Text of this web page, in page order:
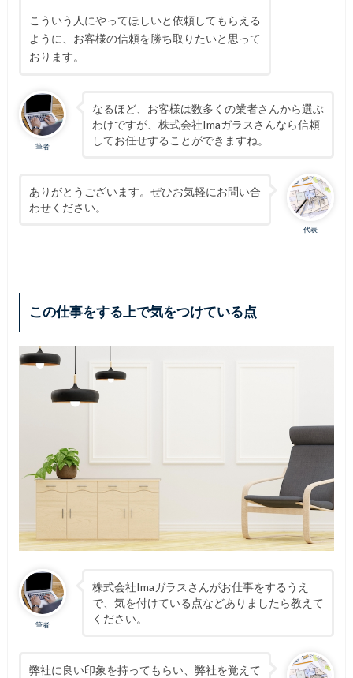
こういう人にやってほしいと依頼してもらえる
ように、お客様の信頼を勝ち取りたいと思って
おります。
筆者
なるほど、お客様は数多くの業者さんから選ぶ
わけですが、株式会社Imaガラスさんなら信頼
してお任せすることができますね。
代表
ありがとうございます。ぜひお気軽にお問い合
わせください。
この仕事をする上で気をつけている点
筆者
株式会社Imaガラスさんがお仕事をするうえ
で、気を付けている点などありましたら教えて
ください。
弊社に良い印象を持ってもらい、弊社を覚えて